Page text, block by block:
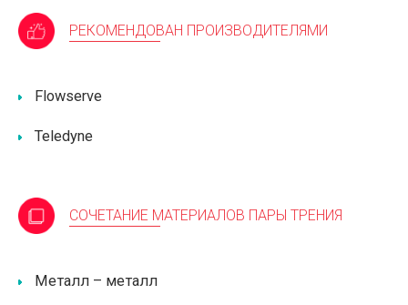
РЕКОМЕНДОВАН ПРОИЗВОДИТЕЛЯМИ
Flowserve
Teledyne
СОЧЕТАНИЕ МАТЕРИАЛОВ ПАРЫ ТРЕНИЯ
Металл – металл